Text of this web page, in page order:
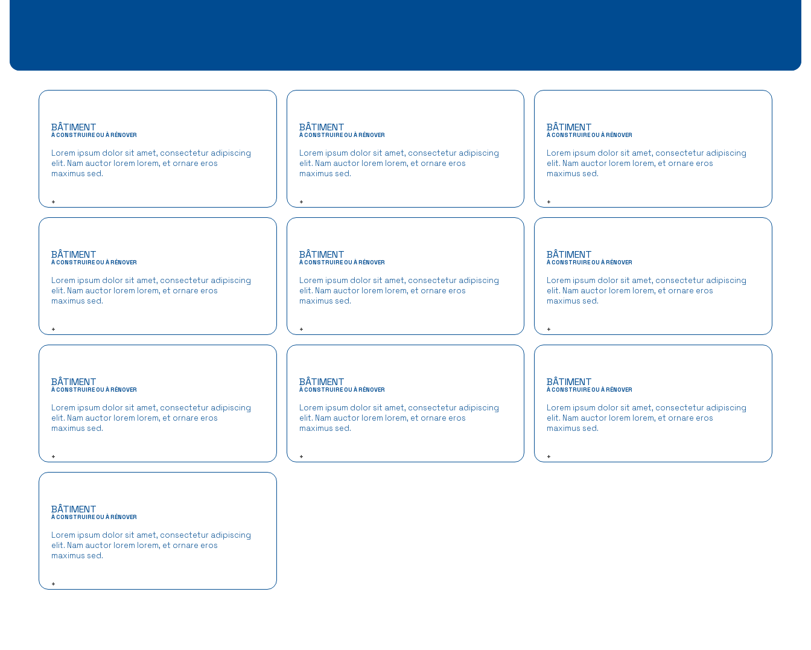
BÂTIMENT
À CONSTRUIRE OU À RÉNOVER
Lorem ipsum dolor sit amet, consectetur adipiscing
elit. Nam auctor lorem lorem, et ornare eros
maximus sed.
+
BÂTIMENT
À CONSTRUIRE OU À RÉNOVER
Lorem ipsum dolor sit amet, consectetur adipiscing
elit. Nam auctor lorem lorem, et ornare eros
maximus sed.
+
BÂTIMENT
À CONSTRUIRE OU À RÉNOVER
Lorem ipsum dolor sit amet, consectetur adipiscing
elit. Nam auctor lorem lorem, et ornare eros
maximus sed.
+
BÂTIMENT
À CONSTRUIRE OU À RÉNOVER
Lorem ipsum dolor sit amet, consectetur adipiscing
elit. Nam auctor lorem lorem, et ornare eros
maximus sed.
+
BÂTIMENT
À CONSTRUIRE OU À RÉNOVER
Lorem ipsum dolor sit amet, consectetur adipiscing
elit. Nam auctor lorem lorem, et ornare eros
maximus sed.
+
BÂTIMENT
À CONSTRUIRE OU À RÉNOVER
Lorem ipsum dolor sit amet, consectetur adipiscing
elit. Nam auctor lorem lorem, et ornare eros
maximus sed.
+
BÂTIMENT
À CONSTRUIRE OU À RÉNOVER
Lorem ipsum dolor sit amet, consectetur adipiscing
elit. Nam auctor lorem lorem, et ornare eros
maximus sed.
+
BÂTIMENT
À CONSTRUIRE OU À RÉNOVER
Lorem ipsum dolor sit amet, consectetur adipiscing
elit. Nam auctor lorem lorem, et ornare eros
maximus sed.
+
BÂTIMENT
À CONSTRUIRE OU À RÉNOVER
Lorem ipsum dolor sit amet, consectetur adipiscing
elit. Nam auctor lorem lorem, et ornare eros
maximus sed.
+
BÂTIMENT
À CONSTRUIRE OU À RÉNOVER
Lorem ipsum dolor sit amet, consectetur adipiscing
elit. Nam auctor lorem lorem, et ornare eros
maximus sed.
+